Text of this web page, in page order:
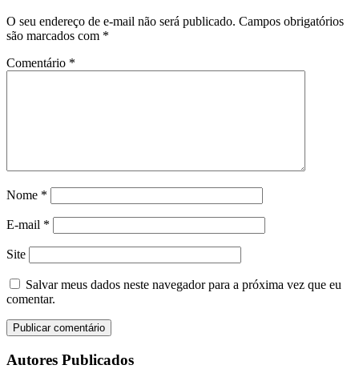
O seu endereço de e-mail não será publicado. Campos obrigatórios
são marcados com *
Comentário *
Nome *
E-mail *
Site
Salvar meus dados neste navegador para a próxima vez que eu
comentar.
Autores Publicados